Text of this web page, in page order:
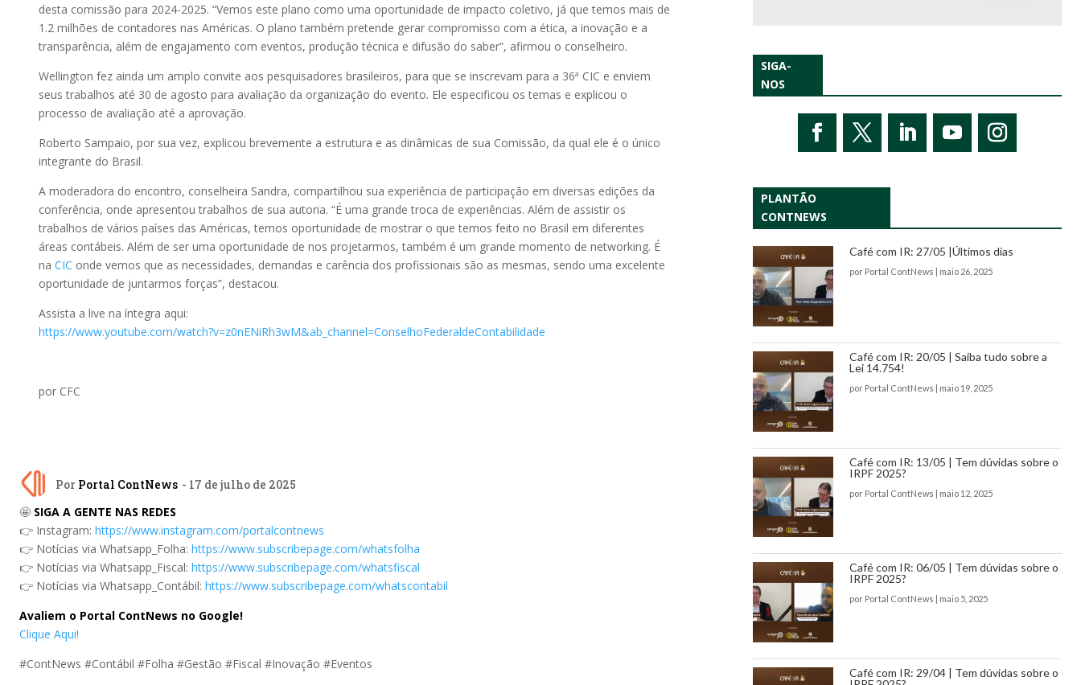
desta comissão para 2024-2025. “Vemos este plano como uma oportunidade de impacto coletivo, já que temos mais de
1.2 milhões de contadores nas Américas. O plano também pretende gerar compromisso com a ética, a inovação e a
transparência, além de engajamento com eventos, produção técnica e difusão do saber”, afirmou o conselheiro.
Wellington fez ainda um amplo convite aos pesquisadores brasileiros, para que se inscrevam para a 36ª CIC e enviem
seus trabalhos até 30 de agosto para avaliação da organização do evento. Ele especificou os temas e explicou o
processo de avaliação até a aprovação.
Roberto Sampaio, por sua vez, explicou brevemente a estrutura e as dinâmicas de sua Comissão, da qual ele é o único
integrante do Brasil.
A moderadora do encontro, conselheira Sandra, compartilhou sua experiência de participação em diversas edições da
conferência, onde apresentou trabalhos de sua autoria. “É uma grande troca de experiências. Além de assistir os
trabalhos de vários países das Américas, temos oportunidade de mostrar o que temos feito no Brasil em diferentes
áreas contábeis. Além de ser uma oportunidade de nos projetarmos, também é um grande momento de networking. É
na CIC onde vemos que as necessidades, demandas e carência dos profissionais são as mesmas, sendo uma excelente
oportunidade de juntarmos forças”, destacou.
Assista a live na íntegra aqui:
https://www.youtube.com/watch?v=z0nENiRh3wM&ab_channel=ConselhoFederaldeContabilidade
por CFC
Por Portal ContNews - 17 de julho de 2025
🤩 SIGA A GENTE NAS REDES
👉 Instagram: https://www.instagram.com/portalcontnews
👉 Notícias via Whatsapp_Folha: https://www.subscribepage.com/whatsfolha
👉 Notícias via Whatsapp_Fiscal: https://www.subscribepage.com/whatsfiscal
👉 Notícias via Whatsapp_Contábil: https://www.subscribepage.com/whatscontabil
Avaliem o Portal ContNews no Google!
Clique Aqui!
#ContNews #Contábil #Folha #Gestão #Fiscal #Inovação #Eventos
SIGA-
NOS
PLANTÃO
CONTNEWS
Café com IR: 27/05 |Últimos dias
por Portal ContNews | maio 26, 2025
Café com IR: 20/05 | Saiba tudo sobre a
Lei 14.754!
por Portal ContNews | maio 19, 2025
Café com IR: 13/05 | Tem dúvidas sobre o
IRPF 2025?
por Portal ContNews | maio 12, 2025
Café com IR: 06/05 | Tem dúvidas sobre o
IRPF 2025?
por Portal ContNews | maio 5, 2025
Café com IR: 29/04 | Tem dúvidas sobre o